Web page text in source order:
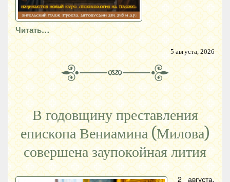
Читать…
5 августа, 2026
В годовщину преставления
епископа Вениамина (Милова)
совершена заупокойная лития
2 августа,